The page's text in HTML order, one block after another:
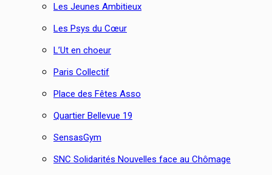
Les Jeunes Ambitieux
Les Psys du Cœur
L’Ut en choeur
Paris Collectif
Place des Fêtes Asso
Quartier Bellevue 19
SensasGym
SNC Solidarités Nouvelles face au Chômage